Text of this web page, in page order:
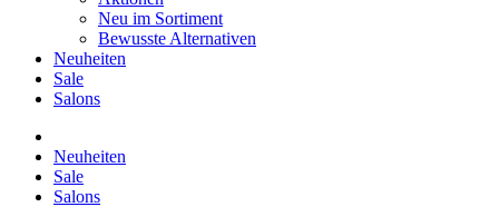
Neu im Sortiment
Bewusste Alternativen
Neuheiten
Sale
Salons
Neuheiten
Sale
Salons